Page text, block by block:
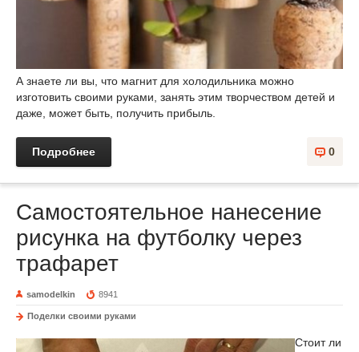
А знаете ли вы, что магнит для холодильника можно
изготовить своими руками, занять этим творчеством детей и
даже, может быть, получить прибыль.
0
Подробнее
Самостоятельное нанесение
рисунка на футболку через
трафарет
samodelkin 8941
Поделки своими руками
Стоит ли